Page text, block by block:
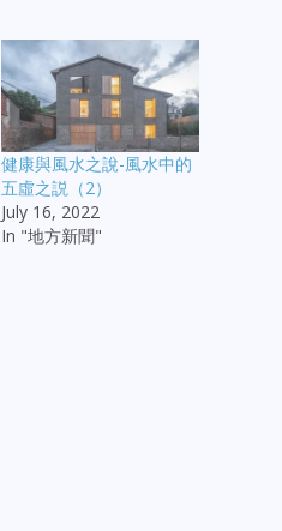
健康與風水之說-風水中的
五虛之説（2）
July 16, 2022
In "地方新聞"